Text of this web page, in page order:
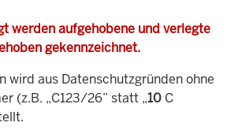
werden aufgehobene und verlegte
gekennzeichnet.
wird aus Datenschutzgründen ohne
(z.B. „C123/26” statt „10 C